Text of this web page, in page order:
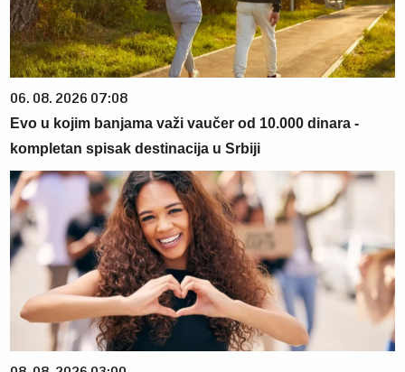
06. 08. 2026 07:08
Evo u kojim banjama važi vaučer od 10.000 dinara -
kompletan spisak destinacija u Srbiji